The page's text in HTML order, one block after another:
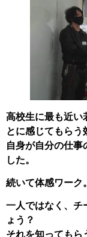
高校生に最も近い
とに感じてもらう
自身が自分の仕事
した。
続いて体感ワーク。
一人ではなく、チ
ょう？
それを知ってもら